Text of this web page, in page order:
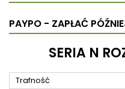
PAYPO - ZAPŁAĆ
SERIA N
Trafność